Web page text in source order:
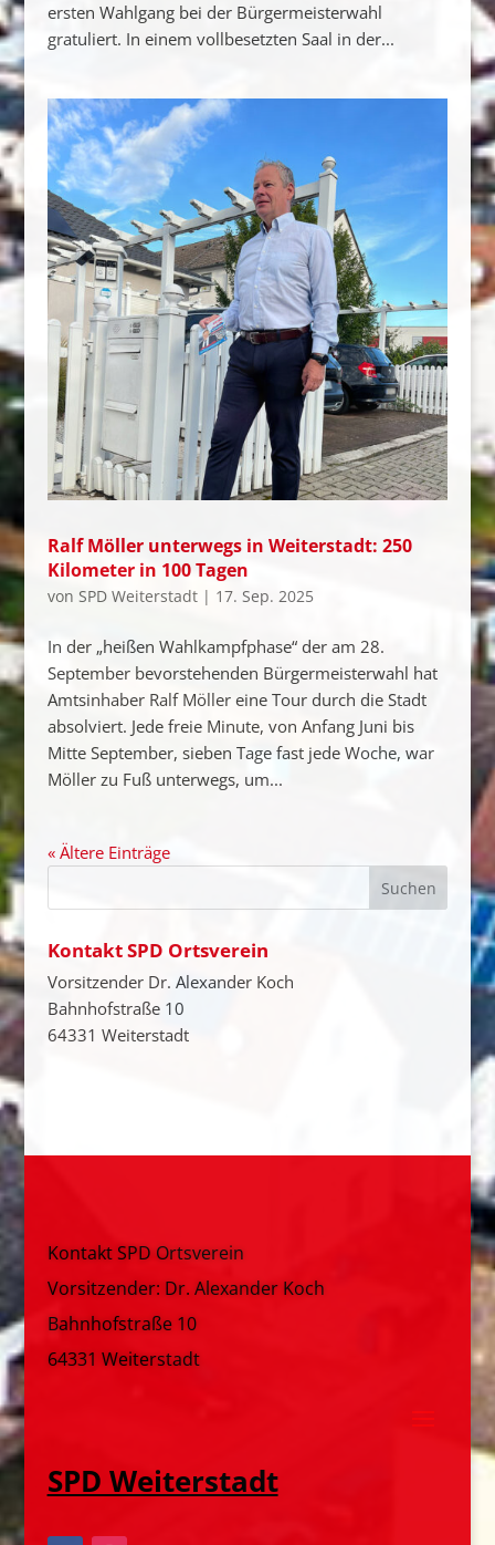
ersten Wahlgang bei der Bürgermeisterwahl
gratuliert. In einem vollbesetzten Saal in der...
Ralf Möller unterwegs in Weiterstadt: 250
Kilometer in 100 Tagen
von SPD Weiterstadt| 17. Sep. 2025
In der „heißen Wahlkampfphase“ der am 28.
September bevorstehenden Bürgermeisterwahl hat
Amtsinhaber Ralf Möller eine Tour durch die Stadt
absolviert. Jede freie Minute, von Anfang Juni bis
Mitte September, sieben Tage fast jede Woche, war
Möller zu Fuß unterwegs, um...
« Ältere Einträge
Kontakt SPD Ortsverein
Vorsitzender Dr. Alexander Koch
Bahnhofstraße 10
64331 Weiterstadt
Kontakt SPD Ortsverein
Vorsitzender: Dr. Alexander Koch
Bahnhofstraße 10
64331 Weiterstadt
SPD Weiterstadt